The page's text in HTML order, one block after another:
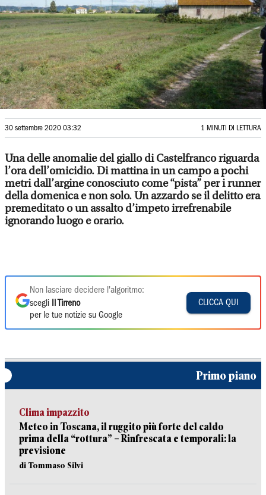
30 settembre 2020 03:32 1 MINUTI DI LETTURA
Una delle anomalie del giallo di Castelfranco riguarda
l’ora dell’omicidio. Di mattina in un campo a pochi
metri dall’argine conosciuto come “pista” per i runner
della domenica e non solo. Un azzardo se il delitto era
premeditato o un assalto d’impeto irrefrenabile
ignorando luogo e orario.
Non lasciare decidere l'algoritmo:
scegli
Il Tirreno
per le tue notizie su Google
CLICCA QUI
Primo piano
Clima impazzito
Meteo in Toscana, il ruggito più forte del caldo
prima della “rottura” – Rinfrescata e temporali: la
previsione
di Tommaso Silvi